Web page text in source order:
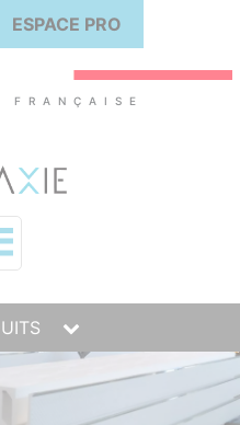
ESPACE PRO
FRANÇAISE